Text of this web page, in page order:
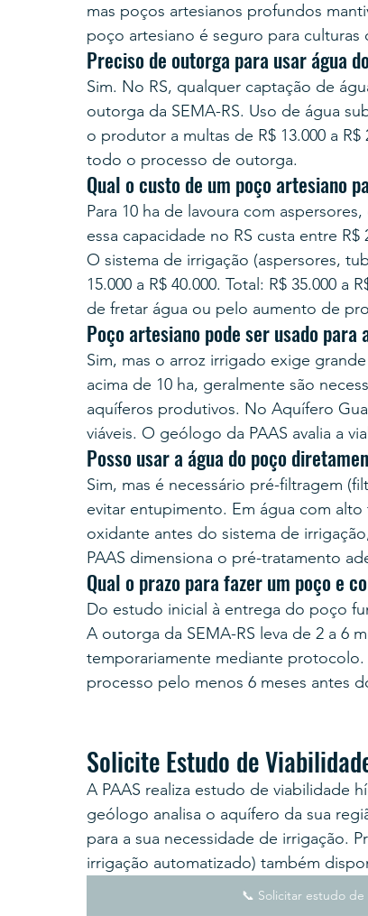
mas poços artesianos profundos
poço artesiano é seguro para culturas
Preciso de outorga para usar água
Sim. No RS, qualquer captação de
outorga da SEMA-RS. Uso de água
o produtor a multas de R$ 13.000 a
todo o processo de outorga.
Qual o custo de um poço artesiano
Para 10 ha de lavoura com
essa capacidade no RS custa entre
O sistema de irrigação (aspersores,
15.000 a R$ 40.000. Total: R$ 35.000
de fretar água ou pelo aumento de
Poço artesiano pode ser usado para
Sim, mas o arroz irrigado exige
acima de 10 ha, geralmente são
aquíferos produtivos. No Aquífero
viáveis. O geólogo da PAAS avalia a
Posso usar a água do poço
Sim, mas é necessário pré-filtragem
evitar entupimento. Em água com
oxidante antes do sistema de
PAAS dimensiona o pré-tratamento
Qual o prazo para fazer um poço e
Do estudo inicial à entrega do poço
A outorga da SEMA-RS leva de 2 a 6
temporariamente mediante protocolo.
processo pelo menos 6 meses antes
Solicite Estudo de
A PAAS realiza estudo de viabilidade
geólogo analisa o aquífero da sua
para a sua necessidade de irrigação.
irrigação automatizado) também
📞 Solicitar estudo